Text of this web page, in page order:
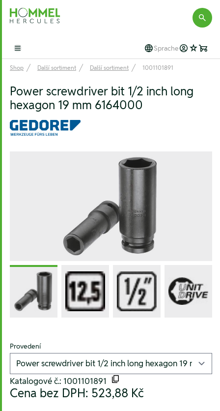
Hommel Hercules
Open main menu Sprache
Shop Další sortiment Další sortiment 1001101891
Power screwdriver bit 1/2 inch long
hexagon 19 mm 6164000
Provedení
Katalogové č.: 1001101891
Cena bez DPH: 523,88 Kč